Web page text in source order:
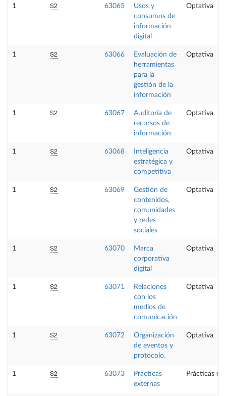
1 S2 63065
Usos y
consumos de
información
digital
Optativa
1 S2 63066
Evaluación de
herramientas
para la
gestión de la
información
Optativa
1 S2 63067
Auditoría de
recursos de
información
Optativa
1 S2 63068
Inteligencia
estratégica y
competitiva
Optativa
1 S2 63069
Gestión de
contenidos,
comunidades
y redes
sociales
Optativa
1 S2 63070
Marca
corporativa
digital
Optativa
1 S2 63071
Relaciones
con los
medios de
comunicación
Optativa
1 S2 63072
Organización
de eventos y
protocolo.
Optativa
1 S2 63073
Prácticas
externas
Prácticas